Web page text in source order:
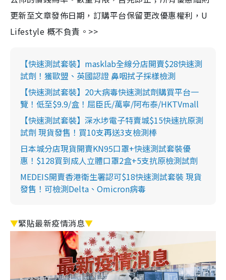
更新至文章發佈日期，訂購平台保留更改優惠權利，U
Lifestyle 概不負責。>>
【快速測試套裝】masklab全線分店開賣$28快速測
試劑！獲歐盟、英國認證 鼻咽拭子採樣檢測
【快速測試套裝】20大病毒快速測試劑購買平台一
覽！低至$9.9/盒！屈臣氏/萬寧/阿布泰/HKTVmall
【快速測試套裝】深水埗電子特賣城$15快速抗原測
試劑 現貨發售！買10支再送3支檢測棒
日本城分店現貨開賣KN95口罩+快速測試套裝優
惠！$128買到成人立體口罩2盒+5支抗原檢測試劑
MEDEIS開賣香港衛生署認可$18快速測試套裝 現貨
發售！可檢測Delta、Omicron病毒
▼緊貼最新疫情消息▼